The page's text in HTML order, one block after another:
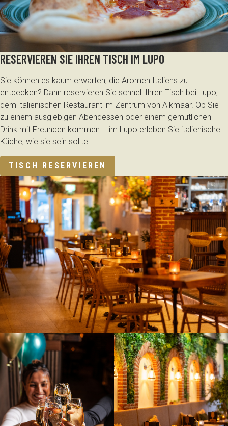
RESERVIEREN SIE IHREN TISCH IM LUPO
Sie können es kaum erwarten, die Aromen Italiens zu
entdecken? Dann reservieren Sie schnell Ihren Tisch bei Lupo,
dem italienischen Restaurant im Zentrum von Alkmaar. Ob Sie
zu einem ausgiebigen Abendessen oder einem gemütlichen
Drink mit Freunden kommen – im Lupo erleben Sie italienische
Küche, wie sie sein sollte.
TISCH RESERVIEREN